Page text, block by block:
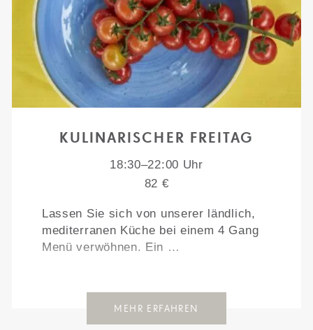
KULINARISCHER FREITAG
18:30–22:00 Uhr
82 €
Lassen Sie sich von unserer ländlich,
mediterranen Küche bei einem 4 Gang
Menü verwöhnen. Ein …
MEHR ERFAHREN